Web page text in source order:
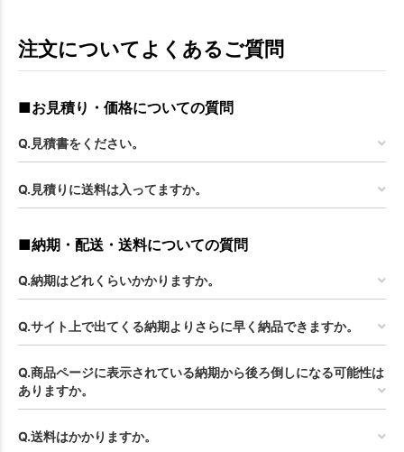
注文についてよくあるご質問
■お見積り・価格についての質問
Q.見積書をください。
Q.見積りに送料は入ってますか。
■納期・配送・送料についての質問
Q.納期はどれくらいかかりますか。
Q.サイト上で出てくる納期よりさらに早く納品できますか。
Q.商品ページに表示されている納期から後ろ倒しになる可能性は
ありますか。
Q.送料はかかりますか。